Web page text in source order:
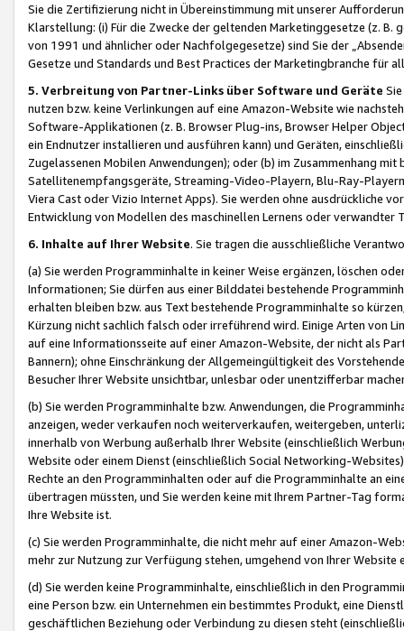
Sie die Zertifizierung nicht in Übereinstimmung mit unserer
Klarstellung: (i) Für die Zwecke der geltenden Marketinggesetze (z. B.
von 1991 und ähnlicher oder Nachfolgegesetze) sind Sie der
Gesetze und Standards und Best Practices der Marketingbranche für
5. Verbreitung von Partner-Links über Software und Geräte
nutzen bzw. keine Verlinkungen auf eine Amazon-Website wie
Software-Applikationen (z. B. Browser Plug-ins, Browser Helper
ein Endnutzer installieren und ausführen kann) und Geräten,
Zugelassenen Mobilen Anwendungen); oder (b) im Zusammenhang
Satellitenempfangsgeräte, Streaming-Video-Playern, Blu-Ray-
Viera Cast oder Vizio Internet Apps). Sie werden ohne ausdrückliche
Entwicklung von Modellen des maschinellen Lernens oder
6. Inhalte auf Ihrer Website. Sie tragen die ausschließliche
(a) Sie werden Programminhalte in keiner Weise ergänzen, löschen
Informationen; Sie dürfen aus einer Bilddatei bestehende
erhalten bleiben bzw. aus Text bestehende Programminhalte so
Kürzung nicht sachlich falsch oder irreführend wird. Einige Arten von
auf eine Informationsseite auf einer Amazon-Website, der nicht als
Bannern); ohne Einschränkung der Allgemeingültigkeit des
Besucher Ihrer Website unsichtbar, unlesbar oder unentzifferbar
(b) Sie werden Programminhalte bzw. Anwendungen, die
anzeigen, weder verkaufen noch weiterverkaufen, weitergeben,
innerhalb von Werbung außerhalb Ihrer Website (einschließlich
Website oder einem Dienst (einschließlich Social Networking-
Rechte an den Programminhalten oder auf die Programminhalte an
übertragen müssten, und Sie werden keine mit Ihrem Partner-Tag
Ihre Website ist.
(c) Sie werden Programminhalte, die nicht mehr auf einer Amazon-
mehr zur Nutzung zur Verfügung stehen, umgehend von Ihrer
(d) Sie werden keine Programminhalte, einschließlich in den
eine Person bzw. ein Unternehmen ein bestimmtes Produkt, eine
geschäftlichen Beziehung oder Verbindung zu diesen steht